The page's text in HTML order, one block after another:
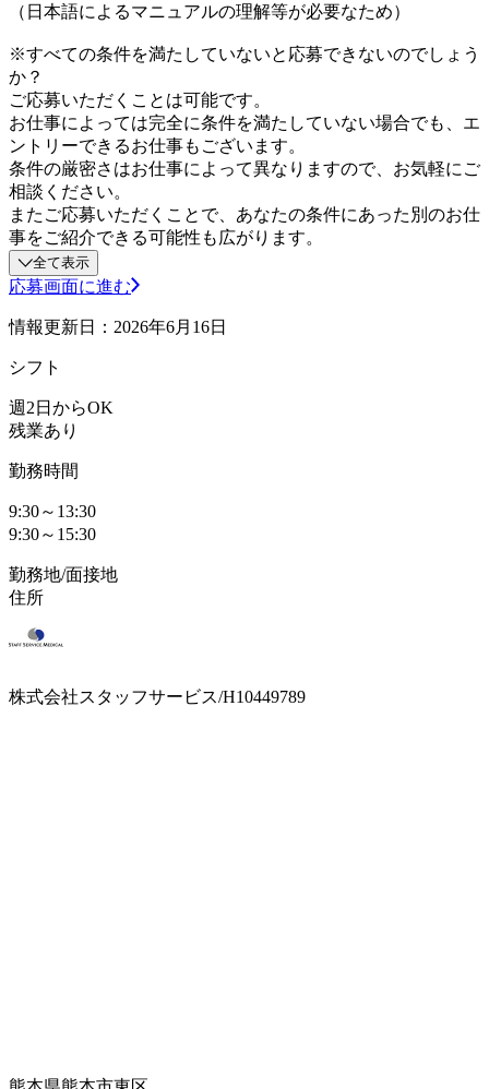
（日本語によるマニュアルの理解等が必要なため）
※すべての条件を満たしていないと応募できないのでしょう
か？
ご応募いただくことは可能です。
お仕事によっては完全に条件を満たしていない場合でも、エ
ントリーできるお仕事もございます。
条件の厳密さはお仕事によって異なりますので、お気軽にご
相談ください。
またご応募いただくことで、あなたの条件にあった別のお仕
事をご紹介できる可能性も広がります。
全て表示
応募画面に進む
情報更新日：2026年6月16日
シフト
週2日からOK
残業あり
勤務時間
9:30～13:30
9:30～15:30
勤務地/面接地
住所
株式会社スタッフサービス/H10449789